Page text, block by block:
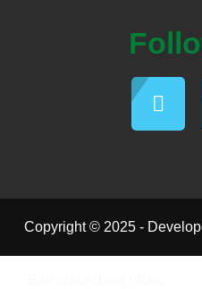
Copyright © 2025 -